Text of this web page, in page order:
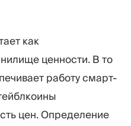
как
ценности. В то
работу смарт-
цен. Определение